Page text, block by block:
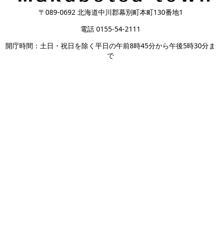
〒089-0692 北海道中川郡幕別町本町130番地1
電話 0155-54-2111
開庁時間：土日・祝日を除く平日の午前8時45分から午後5時30分ま
で